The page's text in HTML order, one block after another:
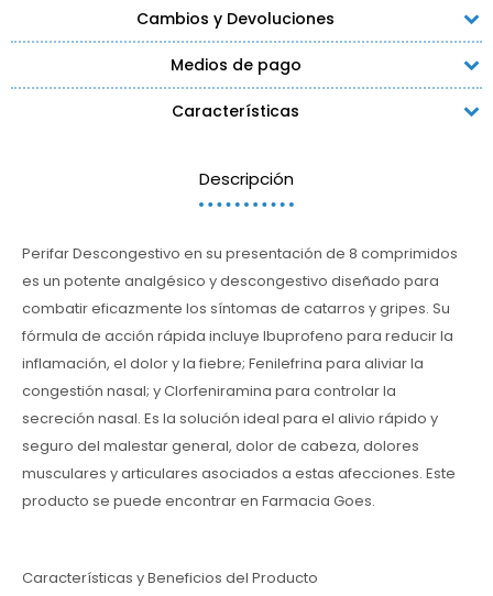
Cambios y Devoluciones
Medios de pago
Características
Descripción
Perifar Descongestivo en su presentación de 8 comprimidos
es un potente analgésico y descongestivo diseñado para
combatir eficazmente los síntomas de catarros y gripes. Su
fórmula de acción rápida incluye Ibuprofeno para reducir la
inflamación, el dolor y la fiebre; Fenilefrina para aliviar la
congestión nasal; y Clorfeniramina para controlar la
secreción nasal. Es la solución ideal para el alivio rápido y
seguro del malestar general, dolor de cabeza, dolores
musculares y articulares asociados a estas afecciones. Este
producto se puede encontrar en Farmacia Goes.
Características y Beneficios del Producto